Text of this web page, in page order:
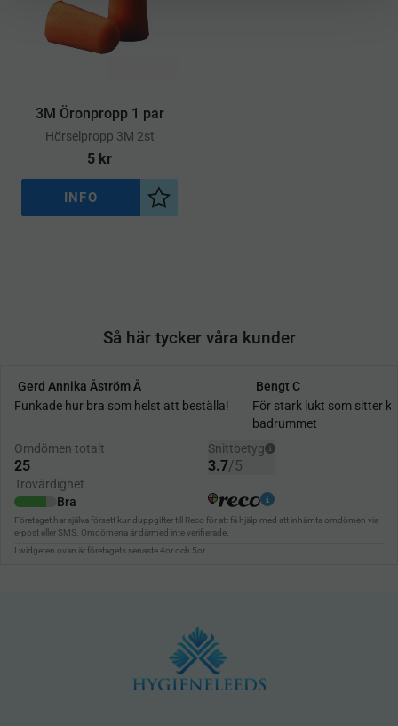
3M Öronpropp 1 par
​Hörselpropp 3M 2st
5 kr
Lägg till i önskelista
INFO
Så här tycker våra kunder